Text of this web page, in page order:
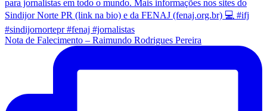
Nota de Falecimento – Raimundo Rodrigues Pereira